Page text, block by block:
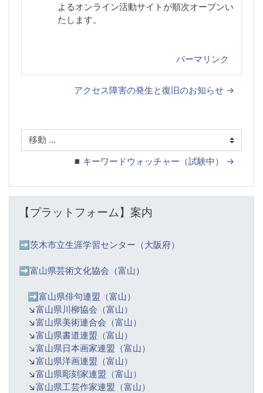
よるオンライン活動サイトが順次オープンい
たします。
パーマリンク
アクセス障害の発生と復旧のお知らせ →
移動 ...
◾️キーワードウォッチャー（試験中） →
【プラットフォーム】案内
➡️ 茨木市立生涯学習センター（大阪府）
➡️富山県芸術文化協会（富山）
➡️ 富山県俳句連盟（富山）
↘️富山県川柳協会（富山）
↘️富山県美術連合会（富山）
↘️富山県書道連盟（富山）
↘️富山県日本画家連盟（富山）
↘️富山県洋画連盟（富山）
↘️富山県彫刻家連盟（富山）
↘️富山県工芸作家連盟（富山）